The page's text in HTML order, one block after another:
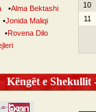
•Alma Bektashi
•Jonida Maliqi
•Rovena Dilo
10
11
Këngët e